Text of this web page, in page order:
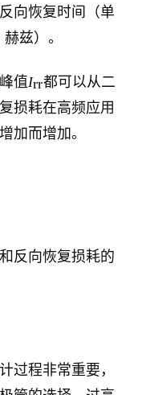
向恢复时间（单
兹）。
值Irr都可以从二
损耗在高频应用
加而增加。
反向恢复损耗的
过程非常重要，